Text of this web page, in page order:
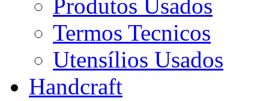
Produtos Usados
Termos Tecnicos
Utensílios Usados
Handcraft